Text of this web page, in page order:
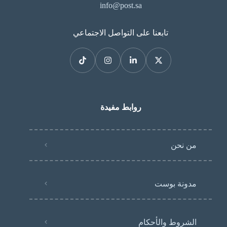
info@post.sa
تابعنا على التواصل الاجتماعي
روابط مفيدة
من نحن
مدونة بوست
الشروط والأحكام